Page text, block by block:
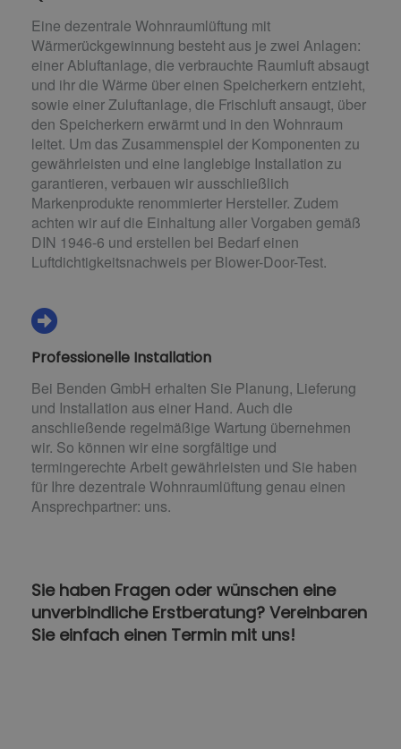
Eine dezentrale Wohnraumlüftung mit
Wärmerückgewinnung besteht aus je zwei Anlagen:
einer Abluftanlage, die verbrauchte Raumluft absaugt
und ihr die Wärme über einen Speicherkern entzieht,
sowie einer Zuluftanlage, die Frischluft ansaugt, über
den Speicherkern erwärmt und in den Wohnraum
leitet. Um das Zusammenspiel der Komponenten zu
gewährleisten und eine langlebige Installation zu
garantieren, verbauen wir ausschließlich
Markenprodukte renommierter Hersteller. Zudem
achten wir auf die Einhaltung aller Vorgaben gemäß
DIN 1946-6 und erstellen bei Bedarf einen
Luftdichtigkeitsnachweis per Blower-Door-Test.
Professionelle Installation
Bei Benden GmbH erhalten Sie Planung, Lieferung
und Installation aus einer Hand. Auch die
anschließende regelmäßige Wartung übernehmen
wir. So können wir eine sorgfältige und
termingerechte Arbeit gewährleisten und Sie haben
für Ihre dezentrale Wohnraumlüftung genau einen
Ansprechpartner: uns.
Sie haben Fragen oder wünschen eine
unverbindliche Erstberatung? Vereinbaren
Sie einfach einen Termin mit uns!